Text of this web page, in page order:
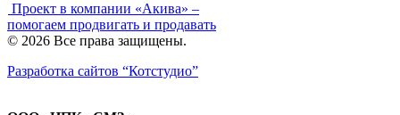
Проект в компании «Акива» –
помогаем продвигать и продавать
© 2026 Все права защищены.
Разработка сайтов “Котстудио”